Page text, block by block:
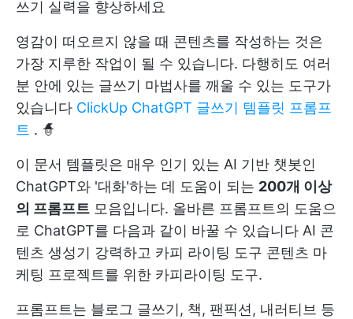
쓰기 실력을 향상하세요
영감이 떠오르지 않을 때 콘텐츠를 작성하는 것은
가장 지루한 작업이 될 수 있습니다. 다행히도 여러
분 안에 있는 글쓰기 마법사를 깨울 수 있는 도구가
있습니다 ClickUp ChatGPT 글쓰기 템플릿 프롬프
트 . 🧙
이 문서 템플릿은 매우 인기 있는 AI 기반 챗봇인
ChatGPT와 '대화'하는 데 도움이 되는 200개 이상
의 프롬프트 모음입니다. 올바른 프롬프트의 도움으
로 ChatGPT를 다음과 같이 바꿀 수 있습니다 AI 콘
텐츠 생성기 강력하고 카피 라이팅 도구 콘텐츠 마
케팅 프로젝트를 위한 카피라이팅 도구.
프롬프트는 블로그 글쓰기, 책, 팬픽션, 내러티브 등